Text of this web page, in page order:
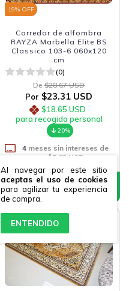
Al navegar por este sitio
aceptas el uso de cookies
para agilizar tu experiencia
de compra.
ENTENDIDO
19% OFF
Corredor de alfombra
RAYZA Marbella Elite BS
Classico 103-6 060x120
cm
(0)
De $28.67 USD
Por $23.31 USD
$18.65 USD
para recogida personal
20%
4 meses sin intereses de
$5.83 USD
15% OFF no 2º ou +